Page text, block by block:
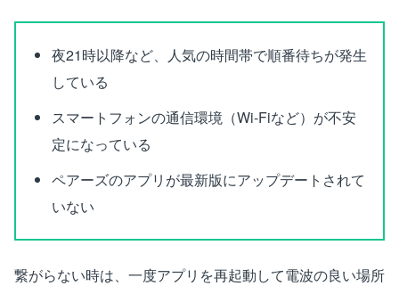
夜21時以降など、人気の時間帯で順番待ちが発生
している
スマートフォンの通信環境（Wi-Fiなど）が不安
定になっている
ペアーズのアプリが最新版にアップデートされて
いない
繋がらない時は、一度アプリを再起動して電波の良い場所